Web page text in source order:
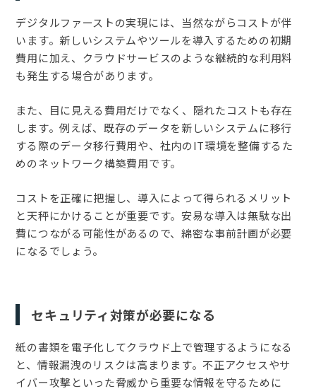
デジタルファーストの実現には、当然ながらコストが伴
います。新しいシステムやツールを導入するための初期
費用に加え、クラウドサービスのような継続的な利用料
も発生する場合があります。
また、目に見える費用だけでなく、隠れたコストも存在
します。例えば、既存のデータを新しいシステムに移行
する際のデータ移行費用や、社内のIT環境を整備するた
めのネットワーク構築費用です。
コストを正確に把握し、導入によって得られるメリット
と天秤にかけることが重要です。安易な導入は無駄な出
費につながる可能性があるので、綿密な事前計画が必要
になるでしょう。
セキュリティ対策が必要になる
紙の書類を電子化してクラウド上で管理するようになる
と、情報漏洩のリスクは高まります。不正アクセスやサ
イバー攻撃といった脅威から重要な情報を守るために